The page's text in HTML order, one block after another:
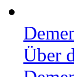
Über